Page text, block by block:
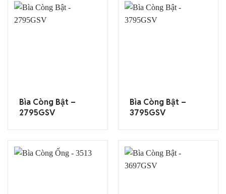
Bìa Còng Bật –
2795GSV
Bìa Còng Bật –
3795GSV